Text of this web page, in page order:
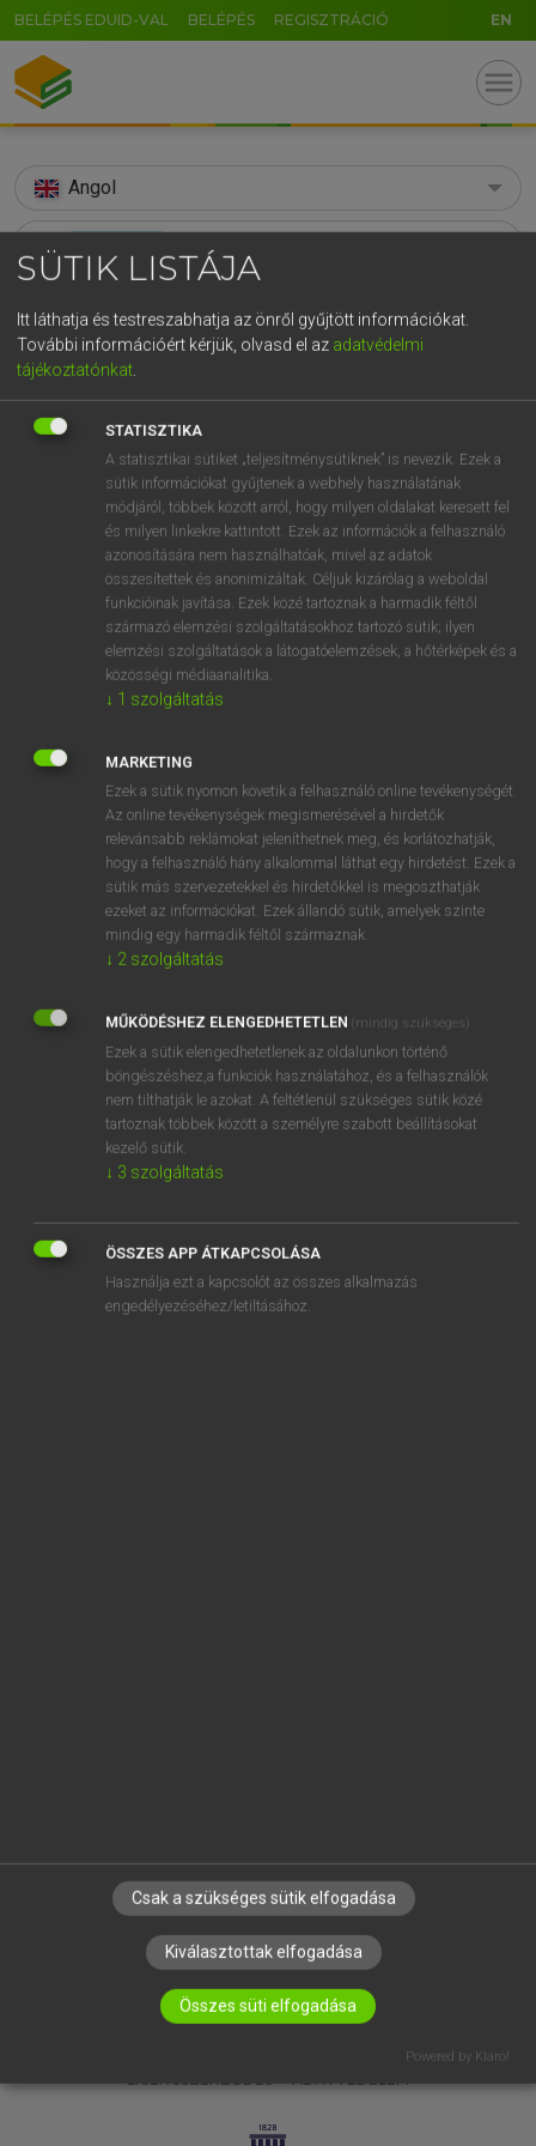
BELÉPÉS EDUID-VAL BELÉPÉS REGISZTRÁCIÓ EN
menu
Angol
search
TALÁLATOK
accentuate
Díjmentes angol szótár
accentuate
Díjmentes angol szótár arrow_forward_ios
hangsúlyoz
kiemel
kihangsúlyoz
kidomborít
aláhúz
⚲ accentuatekeresése szótárainkban
DÍJMENTES ANGOL SZÓTÁR
accelerative
accelerometer
accentuate
accentuation
acceptable
acceptance
IRATKOZZ FEL HÍRLEVELÜNKRE!
LICENCSZERZŐDÉS ADATVÉDELEM
SÜTIK LISTÁJA
Itt láthatja és testreszabhatja az önről gyűjtött információkat.
További információért kérjük, olvasd el az adatvédelmi
tájékoztatónkat
STATISZTIKA
A statisztikai sütiket „teljesítménysütiknek” is nevezik. Ezek a
sütik információkat gyűjtenek a webhely használatának
módjáról, többek között arról, hogy milyen oldalakat keresett fel
és milyen linkekre kattintott. Ezek az információk a felhasználó
azonosítására nem használhatóak, mivel az adatok
összesítettek és anonimizáltak. Céljuk kizárólag a weboldal
funkcióinak javítása. Ezek közé tartoznak a harmadik féltől
származó elemzési szolgáltatásokhoz tartozó sütik; ilyen
elemzési szolgáltatások a látogatóelemzések, a hőtérképek és a
közösségi médiaanalitika.
↓ 1 szolgáltatás
MARKETING
Ezek a sütik nyomon követik a felhasználó online tevékenységét.
Az online tevékenységek megismerésével a hirdetők
relevánsabb reklámokat jeleníthetnek meg, és korlátozhatják,
hogy a felhasználó hány alkalommal láthat egy hirdetést. Ezek a
sütik más szervezetekkel és hirdetőkkel is megoszthatják
ezeket az információkat. Ezek állandó sütik, amelyek szinte
mindig egy harmadik féltől származnak.
↓ 2 szolgáltatás
MŰKÖDÉSHEZ ELENGEDHETETLEN (mindig szükséges)
Ezek a sütik elengedhetetlenek az oldalunkon történő
böngészéshez,a funkciók használatához, és a felhasználók
nem tilthatják le azokat. A feltétlenül szükséges sütik közé
tartoznak többek között a személyre szabott beállításokat
kezelő sütik.
↓ 3 szolgáltatás
ÖSSZES APP ÁTKAPCSOLÁSA
Használja ezt a kapcsolót az összes alkalmazás
engedélyezéséhez/letiltásához.
Csak a szükséges sütik elfogadása
Kiválasztottak elfogadása
Összes süti elfogadása
Powered by Klaro!
GR
5 6 7 8 9 ö ü ó
t z
j k
n m , . - AltGr